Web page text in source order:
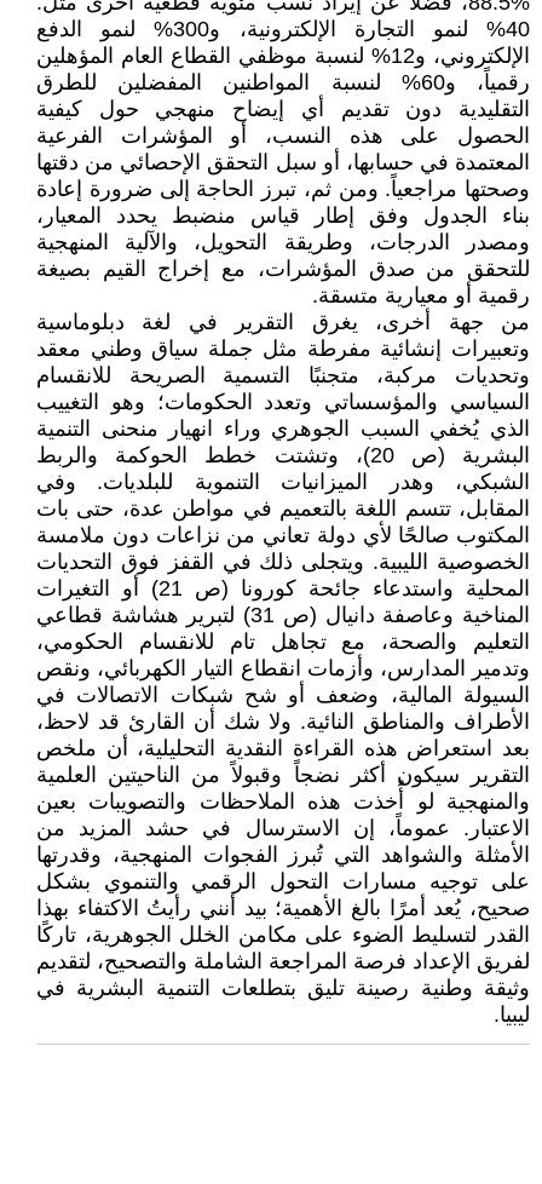
40% لنمو التجارة الإلكترونية، و300% لنمو الدفع
الإلكتروني، و12% لنسبة موظفي القطاع العام المؤهلين
رقمياً، و60% لنسبة المواطنين المفضلين للطرق
التقليدية دون تقديم أي إيضاح منهجي حول كيفية
الحصول على هذه النسب، أو المؤشرات الفرعية
المعتمدة في حسابها، أو سبل التحقق الإحصائي من دقتها
وصحتها مراجعياً. ومن ثم، تبرز الحاجة إلى ضرورة إعادة
بناء الجدول وفق إطار قياس منضبط يحدد المعيار،
ومصدر الدرجات، وطريقة التحويل، والآلية المنهجية
للتحقق من صدق المؤشرات، مع إخراج القيم بصيغة
رقمية أو معيارية متسقة.
من جهة أخرى، يغرق التقرير في لغة دبلوماسية
وتعبيرات إنشائية مفرطة مثل جملة سياق وطني معقد
وتحديات مركبة، متجنبًا التسمية الصريحة للانقسام
السياسي والمؤسساتي وتعدد الحكومات؛ وهو التغييب
الذي يُخفي السبب الجوهري وراء انهيار منحنى التنمية
البشرية (ص 20)، وتشتت خطط الحوكمة والربط
الشبكي، وهدر الميزانيات التنموية للبلديات. وفي
المقابل، تتسم اللغة بالتعميم في مواطن عدة، حتى بات
المكتوب صالحًا لأي دولة تعاني من نزاعات دون ملامسة
الخصوصية الليبية. ويتجلى ذلك في القفز فوق التحديات
المحلية واستدعاء جائحة كورونا (ص 21) أو التغيرات
المناخية وعاصفة دانيال (ص 31) لتبرير هشاشة قطاعي
التعليم والصحة، مع تجاهل تام للانقسام الحكومي،
وتدمير المدارس، وأزمات انقطاع التيار الكهربائي، ونقص
السيولة المالية، وضعف أو شح شبكات الاتصالات في
الأطراف والمناطق النائية. ولا شك أن القارئ قد لاحظ،
بعد استعراض هذه القراءة النقدية التحليلية، أن ملخص
التقرير سيكون أكثر نضجاً وقبولاً من الناحيتين العلمية
والمنهجية لو أُخذت هذه الملاحظات والتصويبات بعين
الاعتبار. عموماً، إن الاسترسال في حشد المزيد من
الأمثلة والشواهد التي تُبرز الفجوات المنهجية، وقدرتها
على توجيه مسارات التحول الرقمي والتنموي بشكل
صحيح، يُعد أمرًا بالغ الأهمية؛ بيد أنني رأيتُ الاكتفاء بهذا
القدر لتسليط الضوء على مكامن الخلل الجوهرية، تاركًا
لفريق الإعداد فرصة المراجعة الشاملة والتصحيح، لتقديم
وثيقة وطنية رصينة تليق بتطلعات التنمية البشرية في
ليبيا.